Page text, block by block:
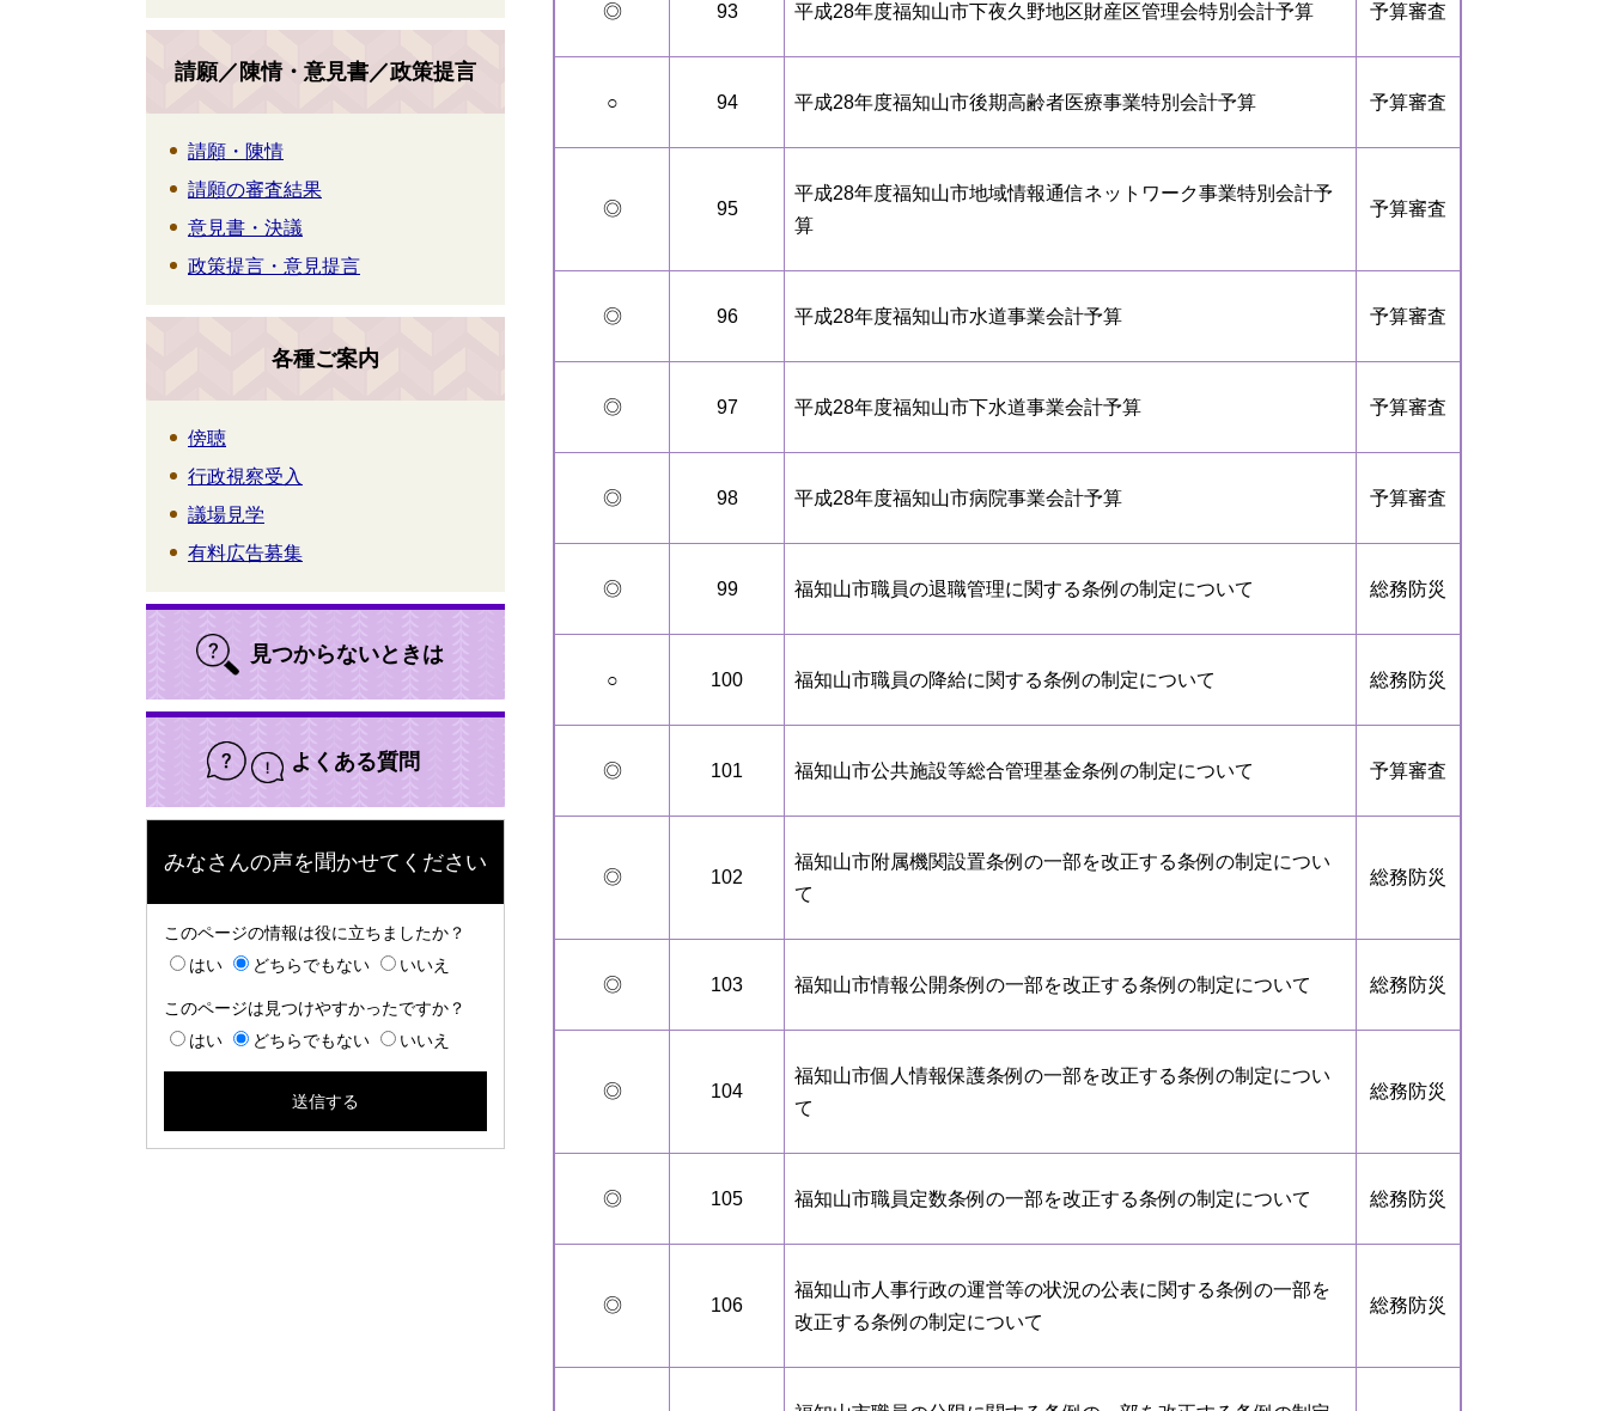
◎ 93 平成28年度福知山市下夜久野地区財産区管理会特別会計予算 予算審査
○ 94 平成28年度福知山市後期高齢者医療事業特別会計予算 予算審査
◎ 95
平成28年度福知山市地域情報通信ネットワーク事業特別会計予
算
予算審査
◎ 96 平成28年度福知山市水道事業会計予算 予算審査
◎ 97 平成28年度福知山市下水道事業会計予算 予算審査
◎ 98 平成28年度福知山市病院事業会計予算 予算審査
◎ 99 福知山市職員の退職管理に関する条例の制定について 総務防災
○ 100 福知山市職員の降給に関する条例の制定について 総務防災
◎ 101 福知山市公共施設等総合管理基金条例の制定について 予算審査
◎ 102
福知山市附属機関設置条例の一部を改正する条例の制定につい
て
総務防災
◎ 103 福知山市情報公開条例の一部を改正する条例の制定について 総務防災
◎ 104
福知山市個人情報保護条例の一部を改正する条例の制定につい
て
総務防災
◎ 105 福知山市職員定数条例の一部を改正する条例の制定について 総務防災
◎ 106
福知山市人事行政の運営等の状況の公表に関する条例の一部を
改正する条例の制定について
総務防災
請願／陳情・意見書／政策提言
請願・陳情
請願の審査結果
意見書・決議
政策提言・意見提言
各種ご案内
傍聴
行政視察受入
議場見学
有料広告募集
見つからないときは
よくある質問
みなさんの声を聞かせてください
このページの情報は役に立ちましたか？
はい
どちらでもない いいえ
このページは見つけやすかったですか？
はい
どちらでもない いいえ